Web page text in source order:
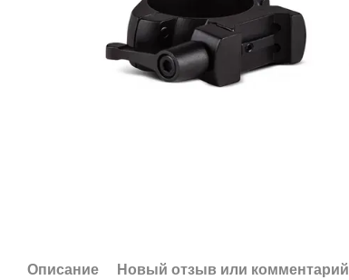
Описание Новый отзыв или комментарий